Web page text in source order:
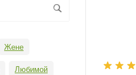
Жене
Любимой